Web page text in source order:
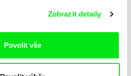
Zobrazit detaily
Povolit vše